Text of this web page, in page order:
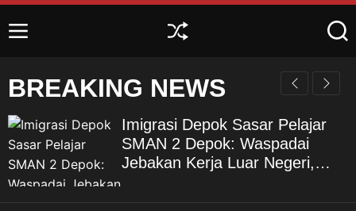
o
M
u
S
f
e
S
r
BREAKING NEWS
Imigrasi Depok Sasar Pelajar
SMAN 2 Depok: Waspadai
Jebakan Kerja Luar Negeri,